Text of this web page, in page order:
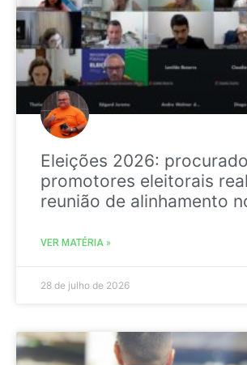
Eleições 2026:
promotores eleitorais
reunião de alinhamento
VER MATÉRIA »
28 de julho de 2026